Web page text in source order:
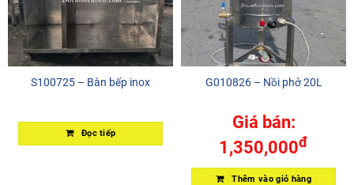
S100725 – Bàn bếp inox
Đọc tiếp
G010826 – Nồi phở 20L
Giá bán:
1,350,000đ
Thêm vào giỏ hàng